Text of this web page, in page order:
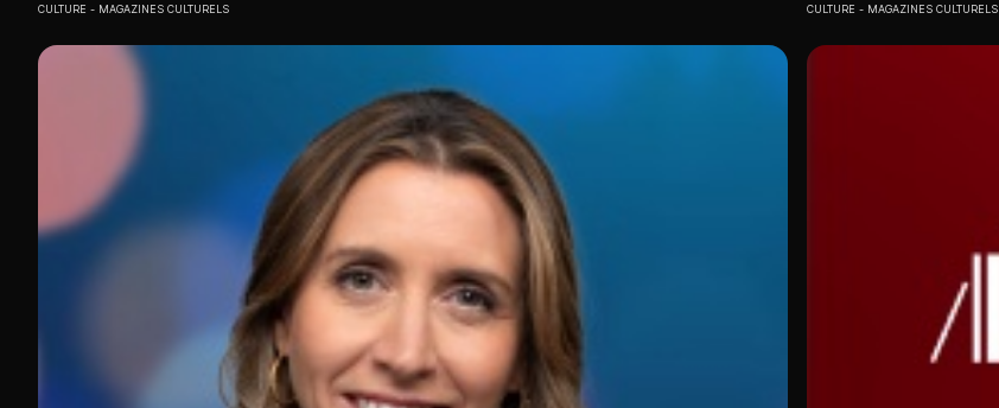
CULTURE MAGAZINES CULTURELS CULTURE MAGAZINES CULTURELS